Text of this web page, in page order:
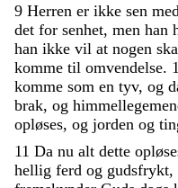
9 Herren er ikke sen med
det for senhet, men han
han ikke vil at nogen
komme til omvendelse.
komme som en tyv, og
brak, og
opløses, og jorden og
11 Da nu alt dette
hellig ferd og gudsfrykt,